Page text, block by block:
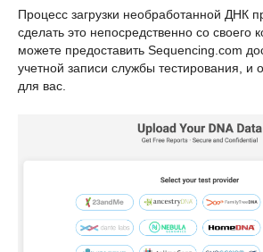
Процесс загрузки необработанной ДНК
сделать это непосредственно со своего
можете предоставить Sequencing.com
учетной записи службы тестирования, и
для вас.